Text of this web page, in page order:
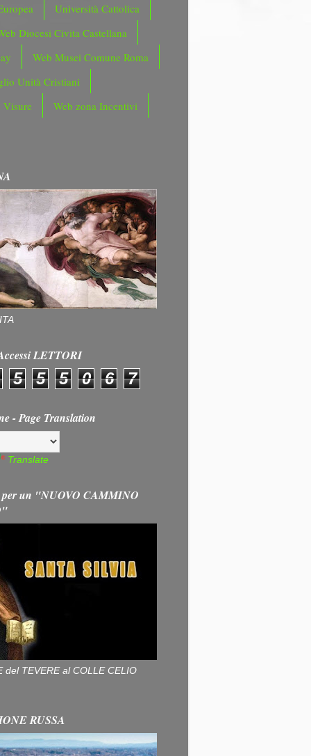
Università Cattolica
Diocesi Civita Castellana
Web Musei Comune Roma
Unità Cristiani
Visure
Web zona Incentivi
LETTORI
5 5 5 0 6 7
- Page Translation
Translate
per un "NUOVO CAMMINO
del TEVERE al COLLE CELIO
RUSSA